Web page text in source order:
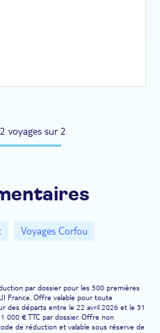
voyages sur 2
Voyages Corfou
par dossier pour les 500 premières
France. Offre valable pour toute
des départs entre le 22 avril 2026 et le 31
000 € TTC par dossier. Offre non
de réduction et valable sous réserve de